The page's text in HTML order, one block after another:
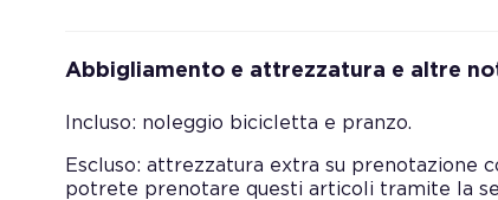
Abbigliamento e attrezzatura e altre
Incluso: noleggio bicicletta e pranzo.
Escluso: attrezzatura extra su prenotazione
potrete prenotare questi articoli tramite la